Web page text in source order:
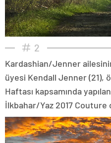
2
Kardashian/Jenner
üyesi Kendall Jenner (21),
Haftası kapsamında
İlkbahar/Yaz 2017 Couture